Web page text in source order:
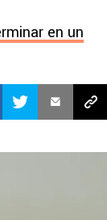
en un